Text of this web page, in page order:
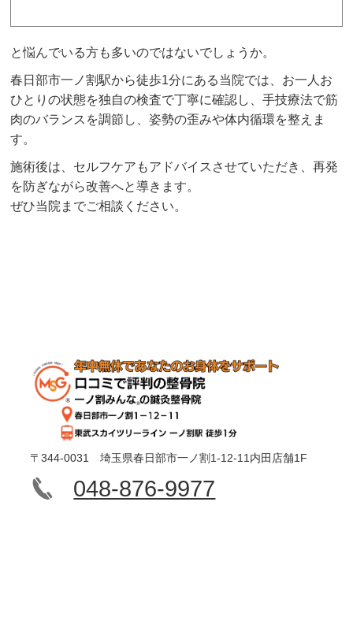
と悩んでいる方も多いのではないでしょうか。
春日部市一ノ割駅から徒歩1分にある当院では、お一人お
ひとりの状態を独自の検査で丁寧に確認し、手技療法で筋
肉のバランスを調節し、姿勢の歪みや体内循環を整えま
す。
施術後は、セルフケアもアドバイスさせていただき、再発
を防ぎながら改善へと導きます。
ぜひ当院までご相談ください。
〒344-0031 埼玉県春日部市一ノ割1-12-11内田店舗1F
048-876-9977